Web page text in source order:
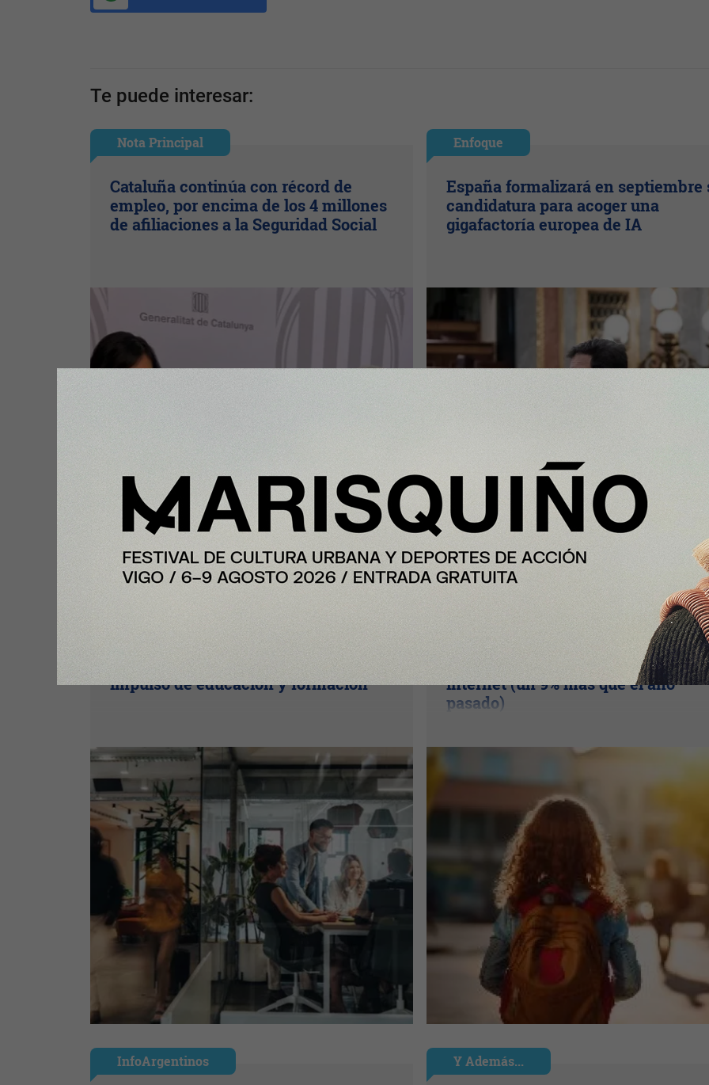
Te puede interesar:
Nota Principal
Cataluña continúa con récord de
empleo, por encima de los 4 millones
de afiliaciones a la Seguridad Social
Enfoque
España formalizará en septiembre
candidatura para acoger una
gigafactoría europea de IA
InfoJobs registra más de 50.200
vacantes en julio en Cataluña, con el
impulso de educación y formación
Nota Principal
Las familias destinarán 198 euros
media a la «Vuelta al cole» por
internet (un 9% más que el año
pasado)
InfoArgentinos Y Además...